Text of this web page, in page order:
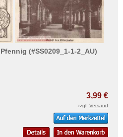
(#SS0209_1-1-2_AU)
3,99 €
zzgl. Versand